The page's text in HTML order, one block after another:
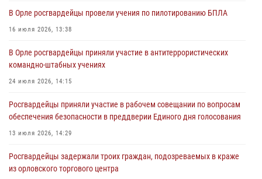
совершении противоправных действий
04 августа 2026, 14:21
В Орле приняли присягу 28 новых росгвардейцев
04 августа 2026, 14:06
предоставлении госуслуг
В Орле росгвардейцы провели учения по пилотированию БПЛА
16 июля 2026, 13:38
В Орле росгвардейцы приняли участие в антитеррористических
командно-штабных учениях
24 июля 2026, 14:15
Росгвардейцы приняли участие в рабочем совещании по вопросам
обеспечения безопасности в преддверии Единого дня голосования
13 июля 2026, 14:29
Росгвардейцы задержали троих граждан, подозреваемых в краже
из орловского торгового центра